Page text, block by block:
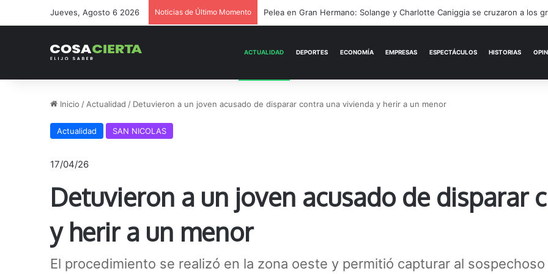
Jueves, Agosto 6 2026 Noticias de Último Momento
Inicio / Actualidad / Detuvieron a un joven acusado de disparar contra una vivienda y herir a un menor
Actualidad SAN NICOLAS
17/04/26
Detuvieron a un joven acusado de disparar
y herir a un menor
El procedimiento se realizó en la zona oeste y permitió capturar al